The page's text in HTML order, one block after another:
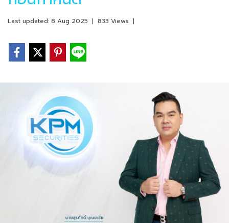
Last updated: 8 Aug 2025 | 833 Views |